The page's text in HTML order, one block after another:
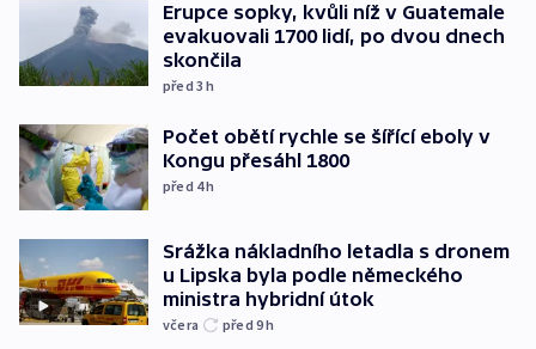
Erupce sopky, kvůli níž v Guatemale
evakuovali 1700 lidí, po dvou dnech
skončila
před 3h
Počet obětí rychle se šířící eboly v
Kongu přesáhl 1800
před 4h
Srážka nákladního letadla s dronem
u Lipska byla podle německého
ministra hybridní útok
včera před 9h